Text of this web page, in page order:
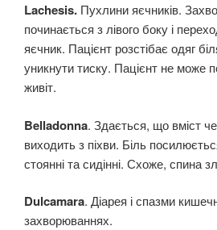
Lachesis. Пухлини яєчників.
починається з лівого боку і
яєчник. Пацієнт розстібає одяг
уникнути тиску. Пацієнт не може
живіт.
Belladonna. Здається, що вміст
виходить з піхви. Біль
стоянні та сидінні. Схоже, спина
Dulcamara. Діарея і спазми
захворюваннях.